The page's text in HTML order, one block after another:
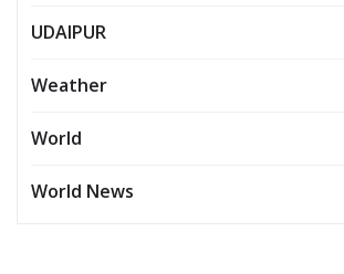
UDAIPUR
Weather
World
World News